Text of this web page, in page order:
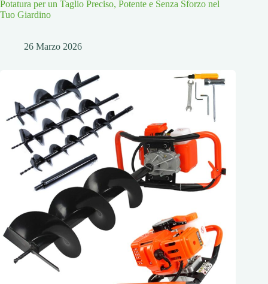
Potatura per un Taglio Preciso, Potente e Senza Sforzo nel
Tuo Giardino
26 Marzo 2026